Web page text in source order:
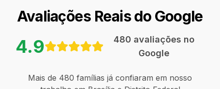
Avaliações Reais do Google
4.9 480 avaliações no
Google
Mais de 480 famílias já confiaram em nosso